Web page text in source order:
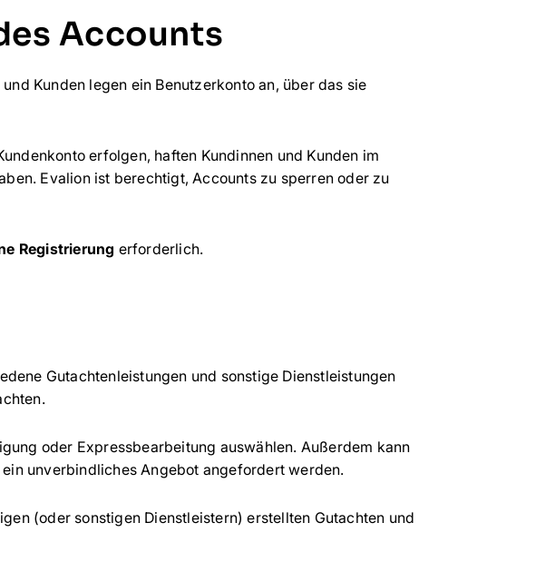
Accounts
Kunden legen ein Benutzerkonto an, über das sie
erfolgen, haften Kundinnen und Kunden im
Evalion ist berechtigt, Accounts zu sperren oder zu
Registrierung erforderlich.
Gutachtenleistungen und sonstige Dienstleistungen
oder Expressbearbeitung auswählen. Außerdem kann
unverbindliches Angebot angefordert werden.
(oder sonstigen Dienstleistern) erstellten Gutachten und